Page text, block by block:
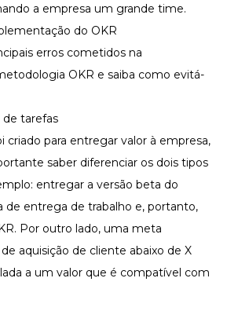
a empresa um grande time.
do OKR
erros cometidos na
OKR e saiba como evitá-
de tarefas
criado para entregar valor à empresa,
saber diferenciar os dois tipos
entregar a versão beta do
entrega de trabalho e, portanto,
Por outro lado, uma meta
aquisição de cliente abaixo de X
a um valor que é compatível com